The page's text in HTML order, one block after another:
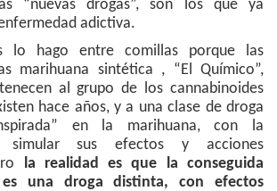
“nuevas drogas”, son los que ya
adictiva.
lo hago entre comillas porque las
marihuana sintética , “El Químico”,
al grupo de los cannabinoides
hace años, y a una clase de droga
en la marihuana, con la
simular sus efectos y acciones
la realidad es que la conseguida
es una droga distinta, con efectos